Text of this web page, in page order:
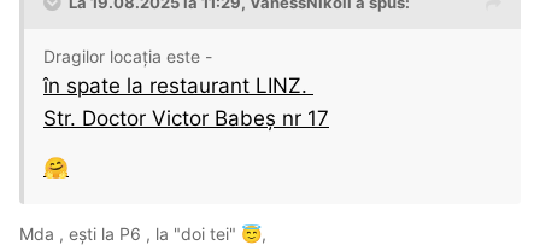
Dragilor locația este -
în spate la restaurant LINZ.
Str. Doctor Victor Babeș nr 17
🤗
Mda , ești la P6 , la "doi tei" 😇,